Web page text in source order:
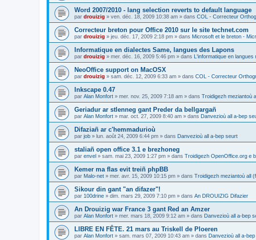
Word 2007/2010 - lang selection reverts to default language
par drouizig » ven. déc. 18, 2009 10:38 am » dans COL - Correcteur
Correcteur breton pour Office 2010 sur le site technet.com
par drouizig » jeu. déc. 17, 2009 2:18 pm » dans Microsoft et le breton -
Informatique en dialectes Same, langues des Lapons
par drouizig » mer. déc. 16, 2009 5:46 pm » dans L'informatique en langues
NeoOffice support on MacOSX
par drouizig » sam. déc. 12, 2009 6:33 am » dans COL - Correcteur
Inkscape 0.47
par Alan Monfort » mer. nov. 25, 2009 7:18 am » dans Troidigezh meziantoù
Geriadur ar stlenneg gant Preder da bellgargañ
par Alan Monfort » mar. oct. 27, 2009 8:40 am » dans Danvezioù all a-bep
Difaziañ ar c'hemmadurioù
par job » lun. août 24, 2009 6:44 pm » dans Danvezioù all a-bep seurt
staliañ open office 3.1 e brezhoneg
par envel » sam. mai 23, 2009 1:27 pm » dans Troidigezh OpenOffice.org e
Kemer ma flas evit treiñ phpBB
par Malo-net » mer. avr. 15, 2009 10:15 pm » dans Troidigezh meziantoù all
Sikour din gant "an difazer"!
par 100drine » dim. mars 29, 2009 7:10 pm » dans An DROUIZIG Difazier
An Drouizig war France 3 gant Red an Amzer
par Alan Monfort » mer. mars 18, 2009 9:12 am » dans Danvezioù all a-bep
LIBRE EN FÊTE. 21 mars au Triskell de Ploeren
par Alan Monfort » sam. mars 07, 2009 10:43 am » dans Danvezioù all a-